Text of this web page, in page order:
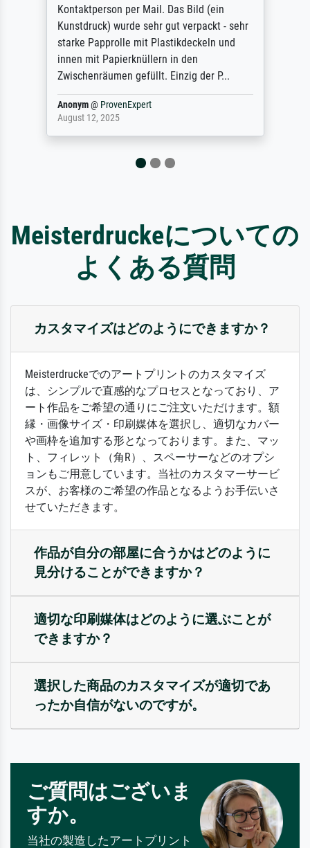
Kontaktperson per Mail. Das Bild (ein
Kunstdruck) wurde sehr gut verpackt - sehr
starke Papprolle mit Plastikdeckeln und
innen mit Papierknüllern in den
Zwischenräumen gefüllt. Einzig der P...
Anonym@ProvenExpert
August 12, 2025
Meisterdruckeについての
よくある質問
カスタマイズはどのようにできますか？
Meisterdruckeでのアートプリントのカスタマイズ
は、シンプルで直感的なプロセスとなっており、ア
ート作品をご希望の通りにご注文いただけます。額
縁・画像サイズ・印刷媒体を選択し、適切なカバー
や画枠を追加する形となっております。また、マッ
ト、フィレット（角R）、スペーサーなどのオプシ
ョンもご用意しています。当社のカスタマーサービ
スが、お客様のご希望の作品となるようお手伝いさ
せていただきます。
作品が自分の部屋に合うかはどのように
見分けることができますか？
適切な印刷媒体はどのように選ぶことが
できますか？
選択した商品のカスタマイズが適切であ
ったか自信がないのですが。
ご質問はございま
すか。
当社の製造したアートプリント